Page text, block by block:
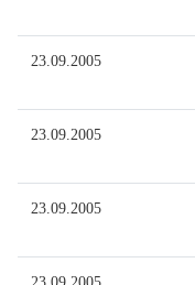
23.09.2005
23.09.2005
23.09.2005